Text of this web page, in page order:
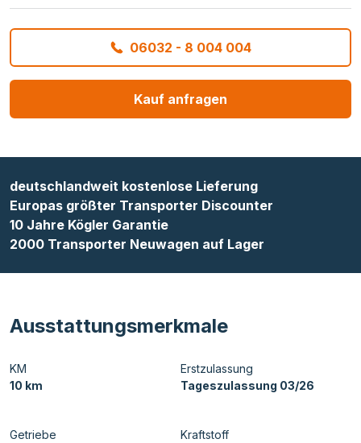
06032 - 8 004 004
Kauf anfragen
deutschlandweit kostenlose Lieferung
Europas größter Transporter Discounter
10 Jahre Kögler Garantie
2000 Transporter Neuwagen auf Lager
Ausstattungsmerkmale
KM
10 km
Erstzulassung
Tageszulassung 03/26
Getriebe
Kraftstoff